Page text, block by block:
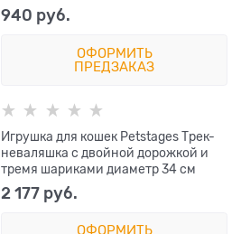
940 руб.
ОФОРМИТЬ
ПРЕДЗАКАЗ
Игрушка для кошек Petstages Трек-
неваляшка с двойной дорожкой и
тремя шариками диаметр 34 см
2 177 руб.
ОФОРМИТЬ